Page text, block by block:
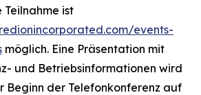
ist
events-
möglich. Eine Präsentation mit
und Betriebsinformationen wird
Beginn der Telefonkonferenz auf